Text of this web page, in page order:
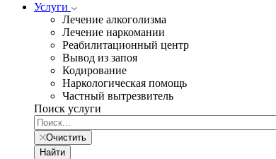
Услуги
Лечение алкоголизма
Лечение наркомании
Реабилитационный центр
Вывод из запоя
Кодирование
Наркологическая помощь
Частный вытрезвитель
Поиск услуги
Очистить
Найти